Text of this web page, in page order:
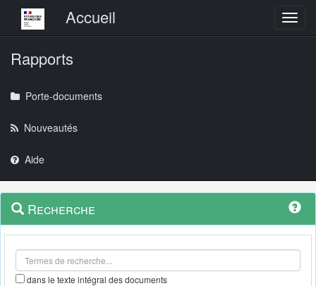
Menu principalAccueil
Rapports
Porte-documents
Nouveautés
Aide
Navigation
outils
Menu
contextuel
Recherche
dans le texte intégral des documents